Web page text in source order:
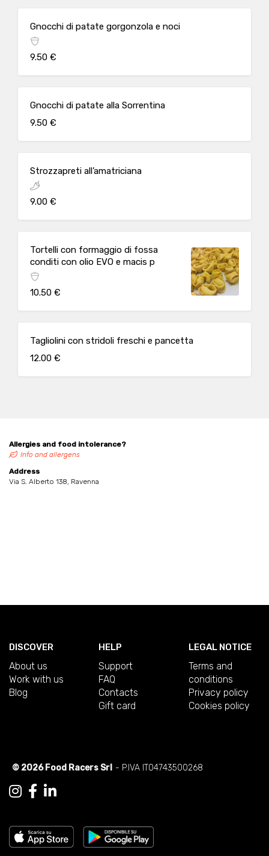
Gnocchi di patate gorgonzola e noci
9.50 €
Gnocchi di patate alla Sorrentina
9.50 €
Strozzapreti all’amatriciana
9.00 €
Tortelli con formaggio di fossa
conditi con olio EVO e macis p
10.50 €
Tagliolini con stridoli freschi e pancetta
12.00 €
Allergies and food intolerance?
Info and allergens
Address
Via S. Alberto 138, Ravenna
DISCOVER
About us
Work with us
Blog
HELP
Support
FAQ
Contacts
Gift card
LEGAL NOTICE
Terms and
conditions
Privacy policy
Cookies policy
© 2026 Food Racers Srl - P.IVA IT04743500268